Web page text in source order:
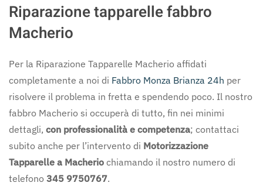
Riparazione tapparelle fabbro
Macherio
Per la Riparazione Tapparelle Macherio affidati
completamente a noi di Fabbro Monza Brianza 24h per
risolvere il problema in fretta e spendendo poco. Il nostro
fabbro Macherio si occuperà di tutto, fin nei minimi
dettagli, con professionalità e competenza; contattaci
subito anche per l’intervento di Motorizzazione
Tapparelle a Macherio chiamando il nostro numero di
telefono 345 9750767.